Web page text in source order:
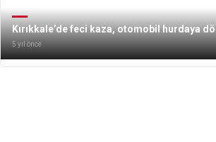
Kırıkkale’de feci kaza, otomobil hurdaya
5 yıl önce